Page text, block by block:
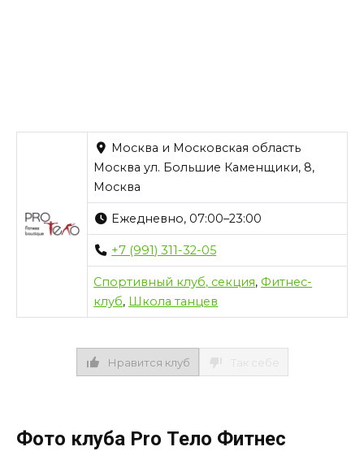
Москва и Московская область
Москва ул. Большие Каменщики, 8,
Москва
Ежедневно, 07:00–23:00
+7 (991) 311-32-05
Спортивный клуб, секция, Фитнес-
клуб, Школа танцев
Нравится клуб
Фото клуба Pro Тело Фитнес